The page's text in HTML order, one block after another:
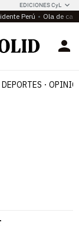
EDICIONES CyL
Perú Ola de
DEPORTES